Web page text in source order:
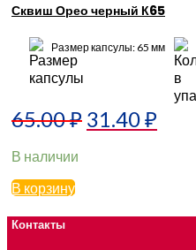
Сквиш Орео черный К65
Размер капсулы: 65 мм
65.00₽ 31.40₽
В наличии
В корзину
Контакты